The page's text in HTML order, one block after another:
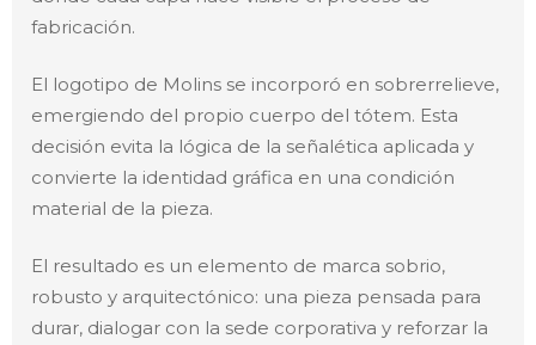
fabricación.
El logotipo de Molins se incorporó en sobrerrelieve,
emergiendo del propio cuerpo del tótem. Esta
decisión evita la lógica de la señalética aplicada y
convierte la identidad gráfica en una condición
material de la pieza.
El resultado es un elemento de marca sobrio,
robusto y arquitectónico: una pieza pensada para
durar, dialogar con la sede corporativa y reforzar la